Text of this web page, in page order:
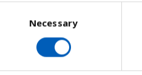
Necessary